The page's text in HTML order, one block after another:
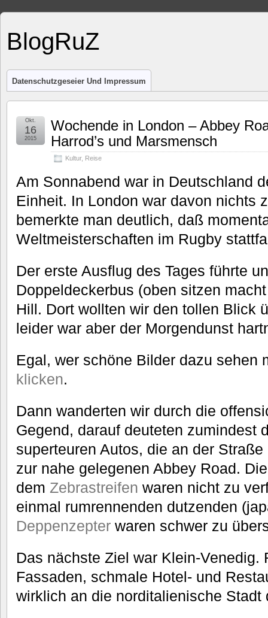
BlogRuZ
Datenschutzgeseier Und Impressum
Wochende in London – Abbey
Harrod’s und Marsmensch
Kultur, Reise
Okt.
16
2015
Am Sonnabend war in Deutschland
Einheit. In London war davon nichts
bemerkte man deutlich, daß
Weltmeisterschaften im Rugby
Der erste Ausflug des Tages führte
Doppeldeckerbus (oben sitzen
Hill. Dort wollten wir den tollen Blick
leider war aber der Morgendunst
Egal, wer schöne Bilder dazu sehen
klicken.
Dann wanderten wir durch die
Gegend, darauf deuteten zumindest
superteuren Autos, die an der
zur nahe gelegenen Abbey Road.
dem Zebrastreifen waren nicht zu
einmal rumrennenden dutzenden
Deppenzepter waren schwer zu
Das nächste Ziel war Klein-Venedig.
Fassaden, schmale Hotel- und
wirklich an die norditalienische Stadt